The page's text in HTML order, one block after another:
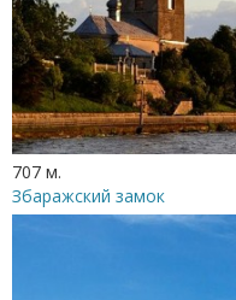
707 м.
Збаражский замок